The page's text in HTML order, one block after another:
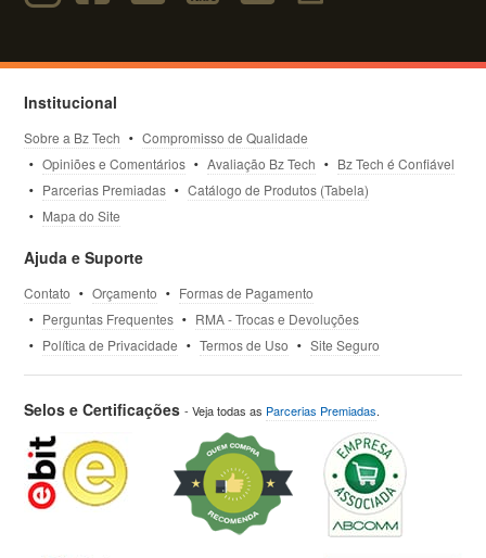
Institucional
Sobre a Bz Tech
Compromisso de Qualidade
Opiniões e Comentários
Avaliação Bz Tech
Bz Tech é Confiável
Parcerias Premiadas
Catálogo de Produtos (Tabela)
Mapa do Site
Ajuda e Suporte
Contato Orçamento
Formas de Pagamento
Perguntas Frequentes
RMA - Trocas e Devoluções
Política de Privacidade
Termos de Uso Site Seguro
Selos e Certificações- Veja todas as Parcerias Premiadas.